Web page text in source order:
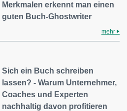
Merkmalen erkennt man einen
guten Buch-Ghostwriter
mehr
Sich ein Buch schreiben
lassen? - Warum Unternehmer,
Coaches und Experten
nachhaltig davon profitieren